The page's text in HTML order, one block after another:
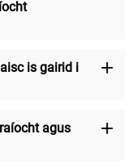
is gairid i
agus